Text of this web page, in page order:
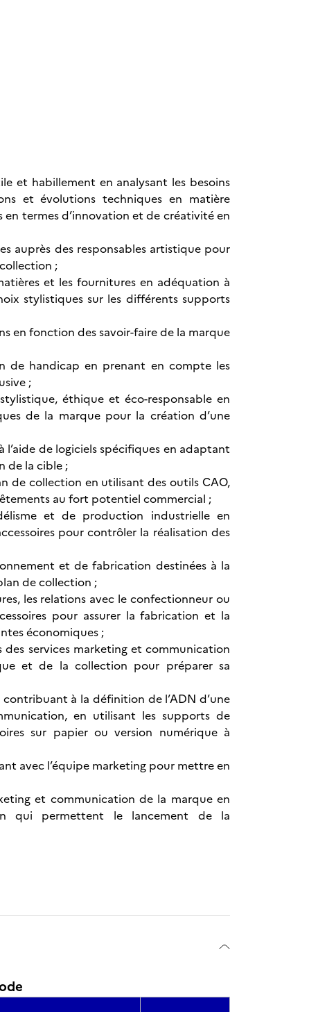
et habillement en analysant les besoins
et évolutions techniques en matière
termes d’innovation et de créativité en
auprès des responsables artistique pour
;
et les fournitures en adéquation à
stylistiques sur les différents supports
en fonction des savoir-faire de la marque
de handicap en prenant en compte les
;
éthique et éco-responsable en
de la marque pour la création d’une
de logiciels spécifiques en adaptant
de la cible ;
de collection en utilisant des outils CAO,
au fort potentiel commercial ;
et de production industrielle en
pour contrôler la réalisation des
et de fabrication destinées à la
de collection ;
les relations avec le confectionneur ou
pour assurer la fabrication et la
économiques ;
des services marketing et communication
et de la collection pour préparer sa
à la définition de l’ADN d’une
en utilisant les supports de
sur papier ou version numérique à
avec l’équipe marketing pour mettre en
et communication de la marque en
qui permettent le lancement de la